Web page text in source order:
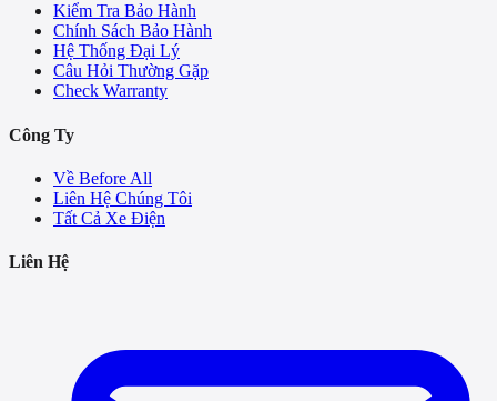
Kiểm Tra Bảo Hành
Chính Sách Bảo Hành
Hệ Thống Đại Lý
Câu Hỏi Thường Gặp
Check Warranty
Công Ty
Về Before All
Liên Hệ Chúng Tôi
Tất Cả Xe Điện
Liên Hệ